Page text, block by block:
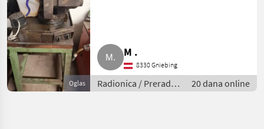
Oglas
M .
8330 Gniebing
Radionica / Prerada
metala
20 dana online